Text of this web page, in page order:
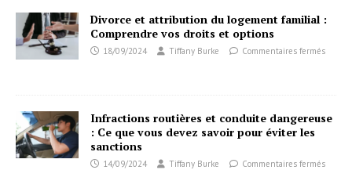
Divorce et attribution du logement familial :
Comprendre vos droits et options
18/09/2024 Tiffany Burke Commentaires fermés
Infractions routières et conduite dangereuse
: Ce que vous devez savoir pour éviter les
sanctions
14/09/2024 Tiffany Burke Commentaires fermés